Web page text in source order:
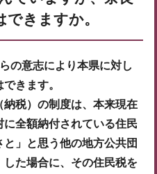
きますか。
の意志により本県に対し
きます。
納税）の制度は、本来現在
全額納付されている住民
」と思う他の地方公共団
た場合に、その住民税を